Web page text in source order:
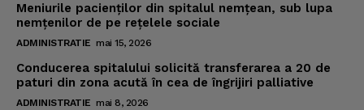
Meniurile pacienţilor din spitalul nemţean, sub lupa
nemţenilor de pe reţelele sociale
ADMINISTRATIE mai 15, 2026
Conducerea spitalului solicită transferarea a 20 de
paturi din zona acută în cea de îngrijiri palliative
ADMINISTRATIE mai 8, 2026